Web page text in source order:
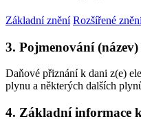
Základní znění Rozšířené
3. Pojmenování
Daňové přiznání k dani z(e)
plynu a některých dalších
4. Základní informace